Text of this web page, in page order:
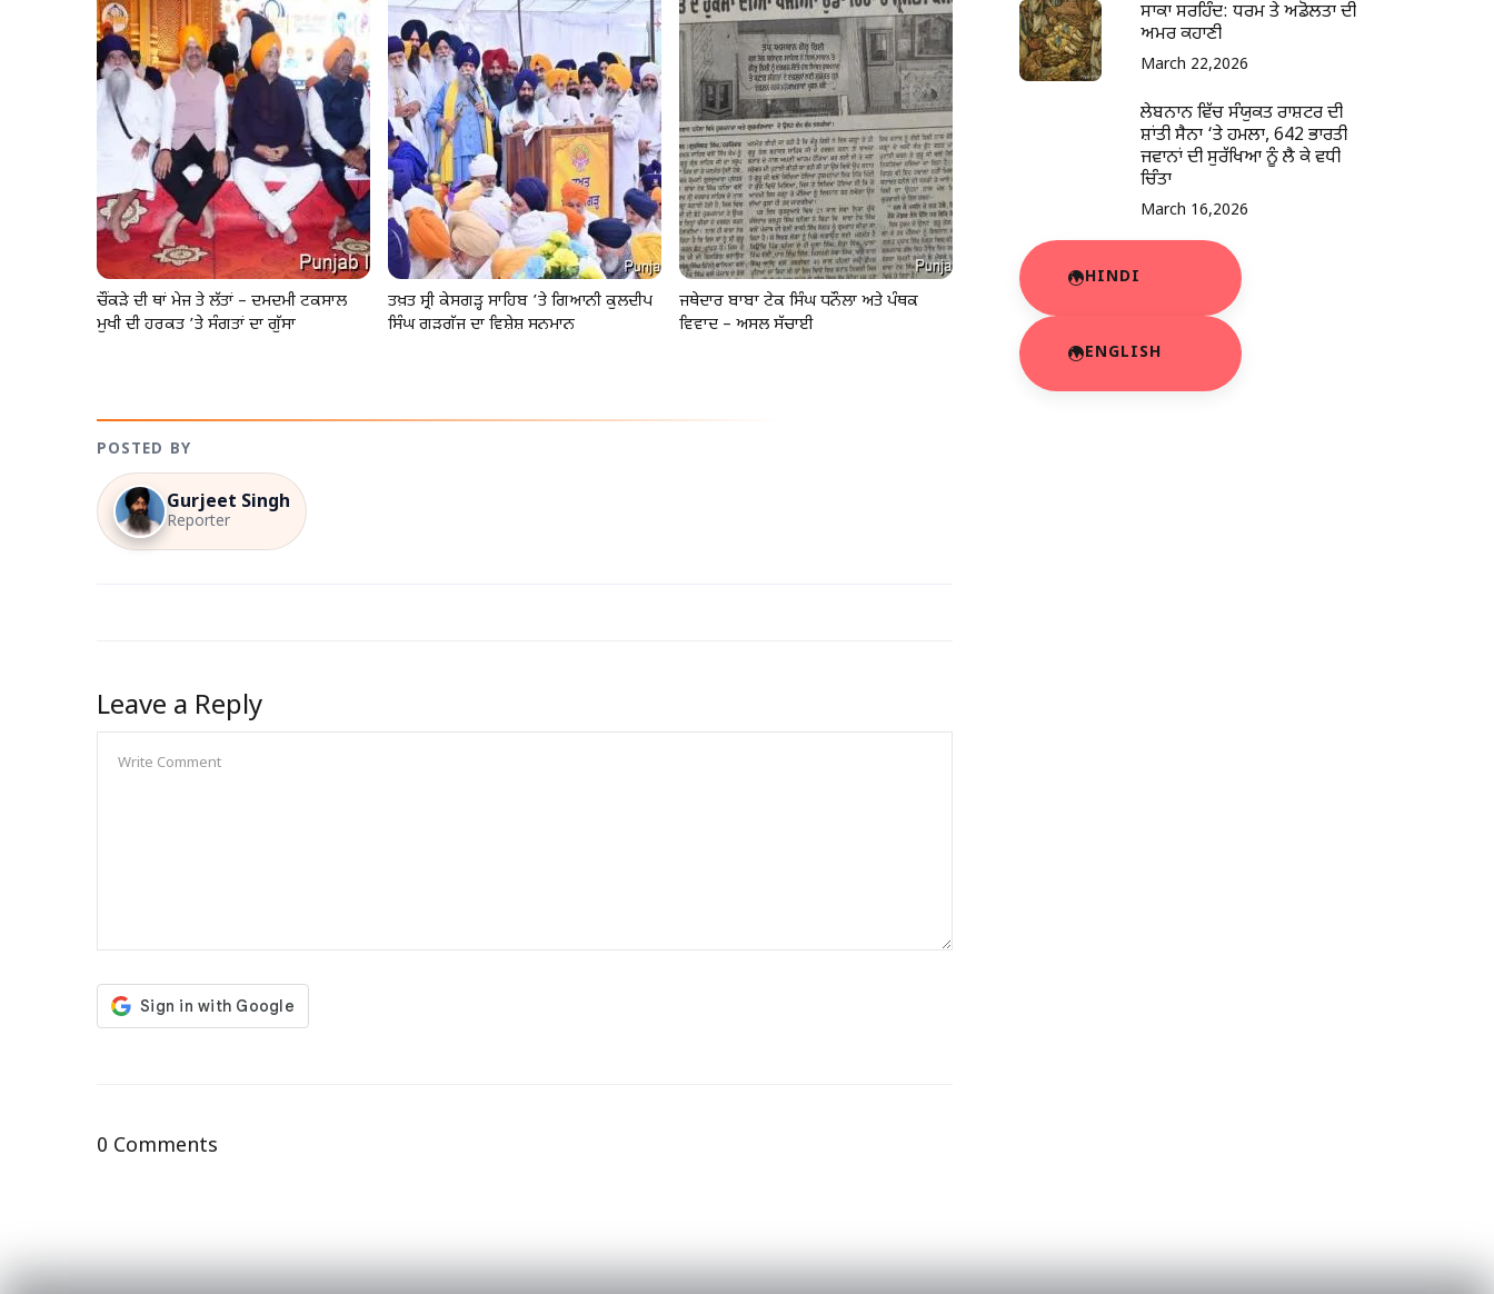
ਚੌਂਕੜੇ ਦੀ ਥਾਂ ਮੇਜ ਤੇ ਲੱਤਾਂ – ਦਮਦਮੀ ਟਕਸਾਲ
ਮੁਖੀ ਦੀ ਹਰਕਤ ’ਤੇ ਸੰਗਤਾਂ ਦਾ ਗੁੱਸਾ
ਤਖ਼ਤ ਸ੍ਰੀ ਕੇਸਗੜ੍ਹ ਸਾਹਿਬ ’ਤੇ ਗਿਆਨੀ ਕੁਲਦੀਪ
ਸਿੰਘ ਗੜਗੱਜ ਦਾ ਵਿਸ਼ੇਸ਼ ਸਨਮਾਨ
ਜਥੇਦਾਰ ਬਾਬਾ ਟੇਕ ਸਿੰਘ ਧਨੌਲਾ ਅਤੇ ਪੰਥਕ
ਵਿਵਾਦ – ਅਸਲ ਸੱਚਾਈ
POSTED BY
Gurjeet Singh
Reporter
Leave a Reply
0 Comments
ਸਾਕਾ ਸਰਹਿੰਦ: ਧਰਮ ਤੇ ਅਡੋਲਤਾ ਦੀ
ਅਮਰ ਕਹਾਣੀ
March 22,2026
ਲੇਬਨਾਨ ਵਿੱਚ ਸੰਯੁਕਤ ਰਾਸ਼ਟਰ ਦੀ
ਸ਼ਾਂਤੀ ਸੈਨਾ ‘ਤੇ ਹਮਲਾ, 642 ਭਾਰਤੀ
ਜਵਾਨਾਂ ਦੀ ਸੁਰੱਖਿਆ ਨੂੰ ਲੈ ਕੇ ਵਧੀ
ਚਿੰਤਾ
March 16,2026
HINDI
ENGLISH